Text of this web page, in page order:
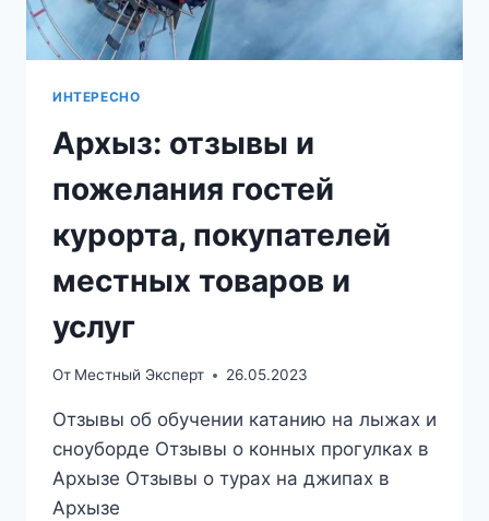
ИНТЕРЕСНО
Архыз: отзывы и
пожелания гостей
курорта, покупателей
местных товаров и
услуг
От Местный Эксперт 26.05.2023
Отзывы об обучении катанию на лыжах и
сноуборде Отзывы о конных прогулках в
Архызе Отзывы о турах на джипах в
Архызе